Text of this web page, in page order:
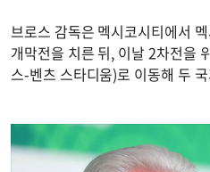
브로스 감독은 멕시코시티에서
개막전을 치른 뒤, 이날 2차전을
스-벤츠 스타디움)로 이동해 두